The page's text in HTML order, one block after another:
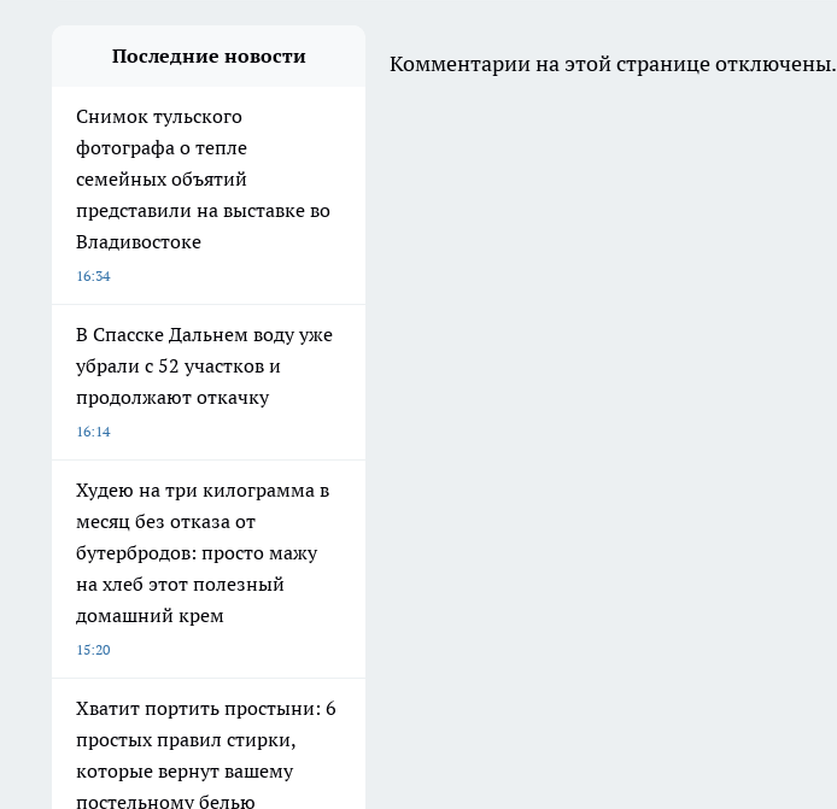
Последние новости
Снимок тульского
фотографа о тепле
семейных объятий
представили на выставке во
Владивостоке
16:34
В Спасске Дальнем воду уже
убрали с 52 участков и
продолжают откачку
16:14
Худею на три килограмма в
месяц без отказа от
бутербродов: просто мажу
на хлеб этот полезный
домашний крем
15:20
Хватит портить простыни: 6
простых правил стирки,
которые вернут вашему
постельному белью
Комментарии на этой странице отключены.